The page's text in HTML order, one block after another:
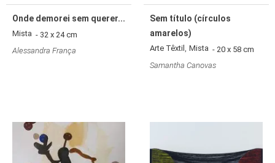
Onde demorei sem querer...
Mista - 32 x 24 cm
Alessandra França
Sem título (círculos
amarelos)
Arte Têxtil , Mista - 20 x 58 cm
Samantha Canovas